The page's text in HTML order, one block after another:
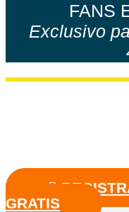
FANS
Exclusivo
GRATIS